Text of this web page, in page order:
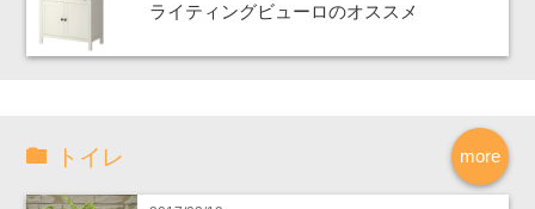
ライティングビューロのオススメ
more
トイレ